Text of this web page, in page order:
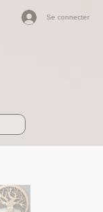
Se connecter